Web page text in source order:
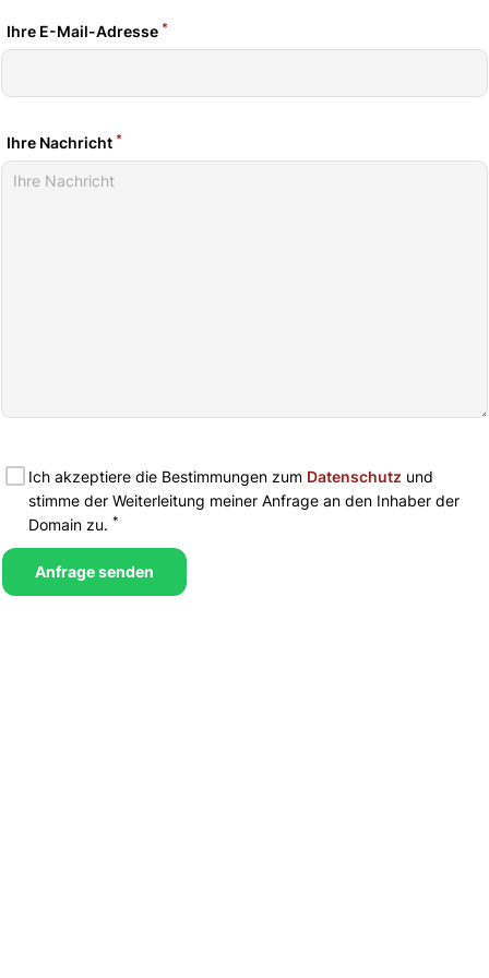
Ihre E-Mail-Adresse *
Ihre Nachricht *
Ich akzeptiere die Bestimmungen zum Datenschutz und
stimme der Weiterleitung meiner Anfrage an den Inhaber der
Domain zu. *
Anfrage senden